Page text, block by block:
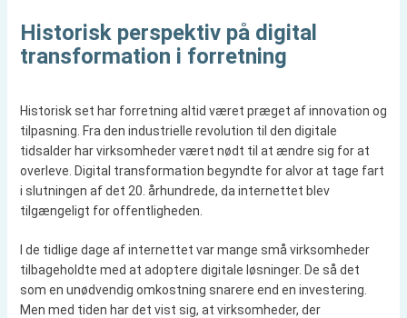
Historisk perspektiv på digital
transformation i forretning
Historisk set har forretning altid været præget af innovation og
tilpasning. Fra den industrielle revolution til den digitale
tidsalder har virksomheder været nødt til at ændre sig for at
overleve. Digital transformation begyndte for alvor at tage fart
i slutningen af det 20. århundrede, da internettet blev
tilgængeligt for offentligheden.
I de tidlige dage af internettet var mange små virksomheder
tilbageholdte med at adoptere digitale løsninger. De så det
som en unødvendig omkostning snarere end en investering.
Men med tiden har det vist sig, at virksomheder, der